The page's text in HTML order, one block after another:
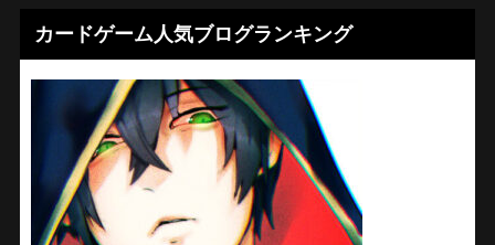
カードゲーム人気ブログランキング